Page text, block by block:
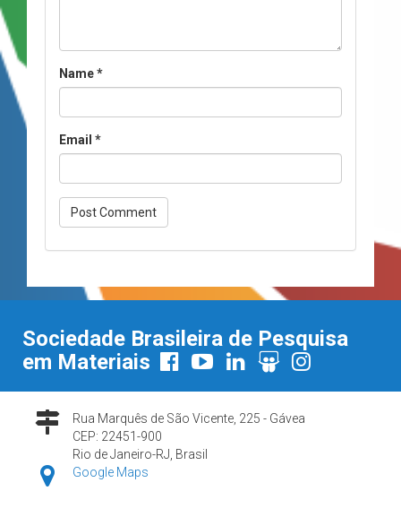
Name*
Email *
Sociedade Brasileira de Pesquisa
em Materiais
Rua Marquês de São Vicente, 225 - Gávea
CEP: 22451-900
Rio de Janeiro-RJ, Brasil
Google Maps